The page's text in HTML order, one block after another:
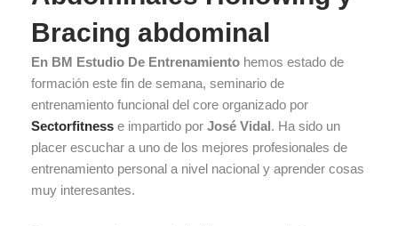
Bracing abdominal
En BM Estudio De Entrenamiento hemos estado de
formación este fin de semana, seminario de
entrenamiento funcional del core organizado por
Sectorfitness e impartido por José Vidal . Ha sido un
placer escuchar a uno de los mejores profesionales de
entrenamiento personal a nivel nacional y aprender cosas
muy interesantes.